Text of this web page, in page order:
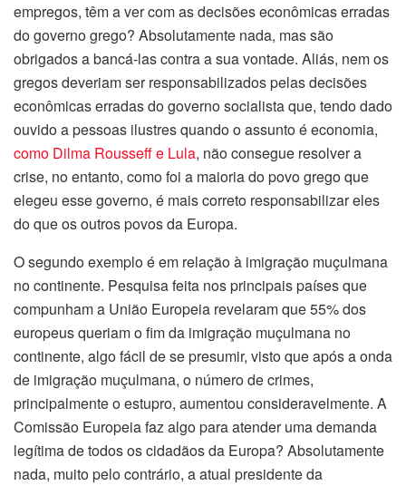
empregos, têm a ver com as decisões econômicas erradas
do governo grego? Absolutamente nada, mas são
obrigados a bancá-las contra a sua vontade. Aliás, nem os
gregos deveriam ser responsabilizados pelas decisões
econômicas erradas do governo socialista que, tendo dado
ouvido a pessoas ilustres quando o assunto é economia,
como Dilma Rousseff e Lula, não consegue resolver a
crise, no entanto, como foi a maioria do povo grego que
elegeu esse governo, é mais correto responsabilizar eles
do que os outros povos da Europa.
O segundo exemplo é em relação à imigração muçulmana
no continente. Pesquisa feita nos principais países que
compunham a União Europeia revelaram que 55% dos
europeus queriam o fim da imigração muçulmana no
continente, algo fácil de se presumir, visto que após a onda
de imigração muçulmana, o número de crimes,
principalmente o estupro, aumentou consideravelmente. A
Comissão Europeia faz algo para atender uma demanda
legítima de todos os cidadãos da Europa? Absolutamente
nada, muito pelo contrário, a atual presidente da